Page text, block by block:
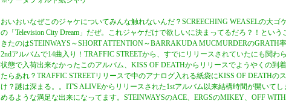
おいおいなぜこのジャケについてみんな触れないんだ？SCREECHING WEASELの大ゴ
の「Television City Dream」だぜ。これジャケだけで欲しいに決まってるだろ？！とい
きたのはSTEINWAYS～SHORT ATTENTION～BARRAKUDA MUCMURDERのGRATH
2ndアルバムで14曲入り！TRAFFIC STREETから、すでにリリースされていたにも関わ
状態で入荷出来なかったこのアルバム、KISS OF DEATHからリリースでようやくの到
たらあれ？TRAFFIC STREETリリースで中のアナログ入れる紙袋にKISS OF DEATHの
け？謎は深まる。。IT'S ALIVEからリリースされた1stアルバム以来結構時間が開いて
めるような満足な出来になってます。STEINWAYSのACE、ERGSのMIKEY、OFF WITH